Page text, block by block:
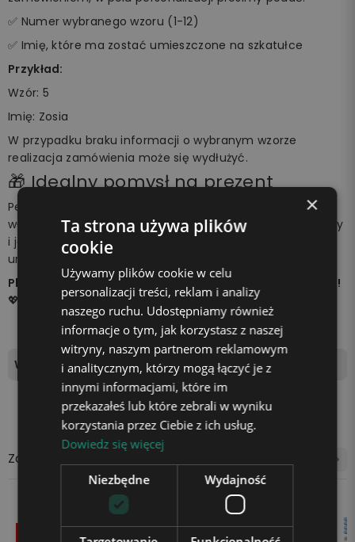
✅ Numer wybranego wzoru (1-12)
✅ Imię, które ma zostać umieszczone na szkatułce
Przykład:
Wzór: 5
Imię: Zosia
W przypadku braku informacji o wybranym wzorze
realizacja zamówienia może się wydłużyć.
🎁 Idealny pomysł na prezent
Personalizowana szkatułka z ulubionym motywem oraz
własnym imieniem sprawia, że prezent staje się wyjątkowy
i jedyny w swoim rodzaju. To doskonały upominek na
urodziny, święta, Dzień Dziecka oraz wiele innych okazji.
Plexido – kreatywne prezenty, które wywołują uśmiech!
💖
Wymiary 10cm x 10cm x 5cm
Zobacz także
×
Ta strona używa plików
cookie
Używamy plików cookie w celu
personalizacji treści, reklam i analizy
naszego ruchu. Udostępniamy również
informacje o tym, jak korzystasz z naszej
witryny, naszym partnerom reklamowym
i analitycznym, którzy mogą łączyć je z
innymi informacjami, które im
przekazałeś lub które zebrali w wyniku
korzystania przez Ciebie z ich usług.
Dowiedz się więcej
Niezbędne Wydajność